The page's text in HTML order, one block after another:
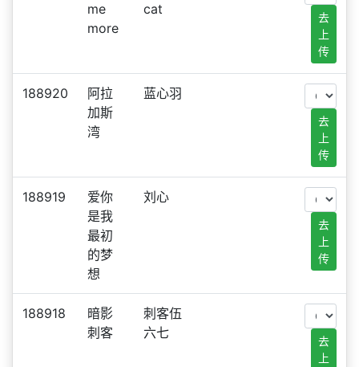
me
more
cat
去
上
传
188920
阿拉
加斯
湾
蓝心羽
去
上
传
188919
爱你
是我
最初
的梦
想
刘心
去
上
传
188918
暗影
刺客
刺客伍
六七
去
上